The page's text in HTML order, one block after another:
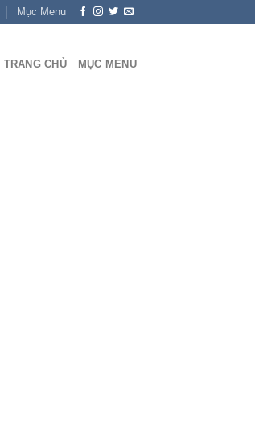
Mục Menu
TRANG CHỦ MỤC MENU